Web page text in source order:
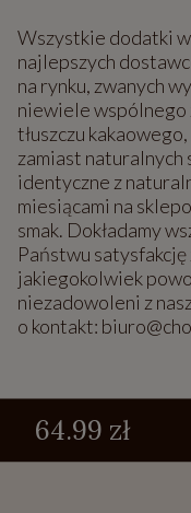
Wszystkie dodatki
najlepszych
na rynku, zwanych
niewiele wspólnego
tłuszczu
zamiast naturalnych
identyczne z
miesiącami na
smak. Dokładamy
Państwu satysfakcję
jakiegokolwiek
niezadowoleni z
o kontakt:
64.99 zł